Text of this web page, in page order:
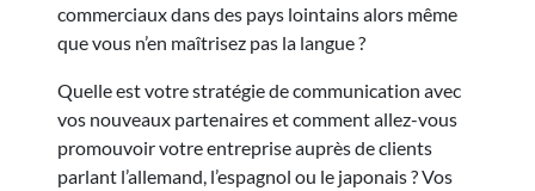
commerciaux dans des pays lointains alors même
que vous n’en maîtrisez pas la langue ?
Quelle est votre stratégie de communication avec
vos nouveaux partenaires et comment allez-vous
promouvoir votre entreprise auprès de clients
parlant l’allemand, l’espagnol ou le japonais ? Vos